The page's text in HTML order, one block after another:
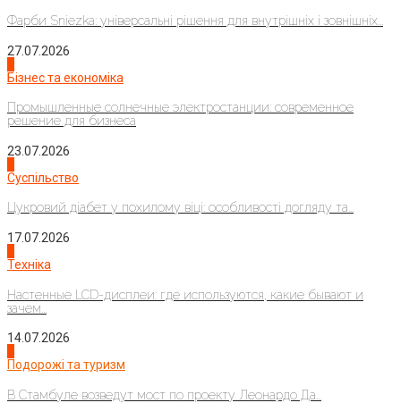
Фарби Sniezka: універсальні рішення для внутрішніх і зовнішніх...
27.07.2026
Бізнес та економіка
Промышленные солнечные электростанции: современное
решение для бизнеса
23.07.2026
Суспільство
Цукровий діабет у похилому віці: особливості догляду та...
17.07.2026
Техніка
Настенные LCD-дисплеи: где используются, какие бывают и
зачем...
14.07.2026
Подорожі та туризм
В Стамбуле возведут мост по проекту Леонардо Да...